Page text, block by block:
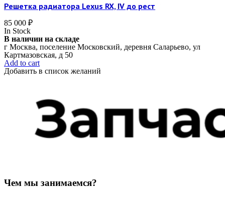
Решетка радиатора Lexus RX, IV до рест
85 000 ₽
In Stock
В наличии на складе
г Москва, поселение Московский, деревня Саларьево, ул
Картмазовская, д 50
Add to cart
Добавить в список желаний
Чем мы занимаемся?